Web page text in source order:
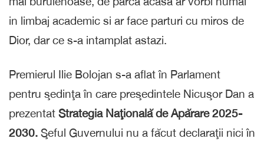
in limbaj academic si ar face parturi cu miros de
Dior, dar ce s-a intamplat astazi.
Premierul Ilie Bolojan s-a aflat în Parlament
pentru şedinţa în care preşedintele Nicuşor Dan a
prezentat Strategia Naţională de Apărare 2025-
2030. Şeful Guvernului nu a făcut declaraţii nici în